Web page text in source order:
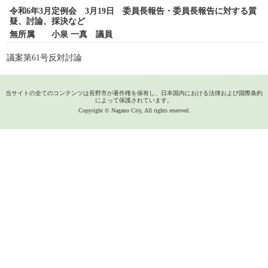
令和6年3月定例会 3月19日 委員長報告・委員長報告に対する質
疑、討論、採決など
無所属 小泉 一真 議員
議案第61号反対討論
当サイトの全てのコンテンツは長野市が著作権を保有し、日本国内における法律および国際条約
によって保護されています。
Copyright © Nagano City, All rights reserved.